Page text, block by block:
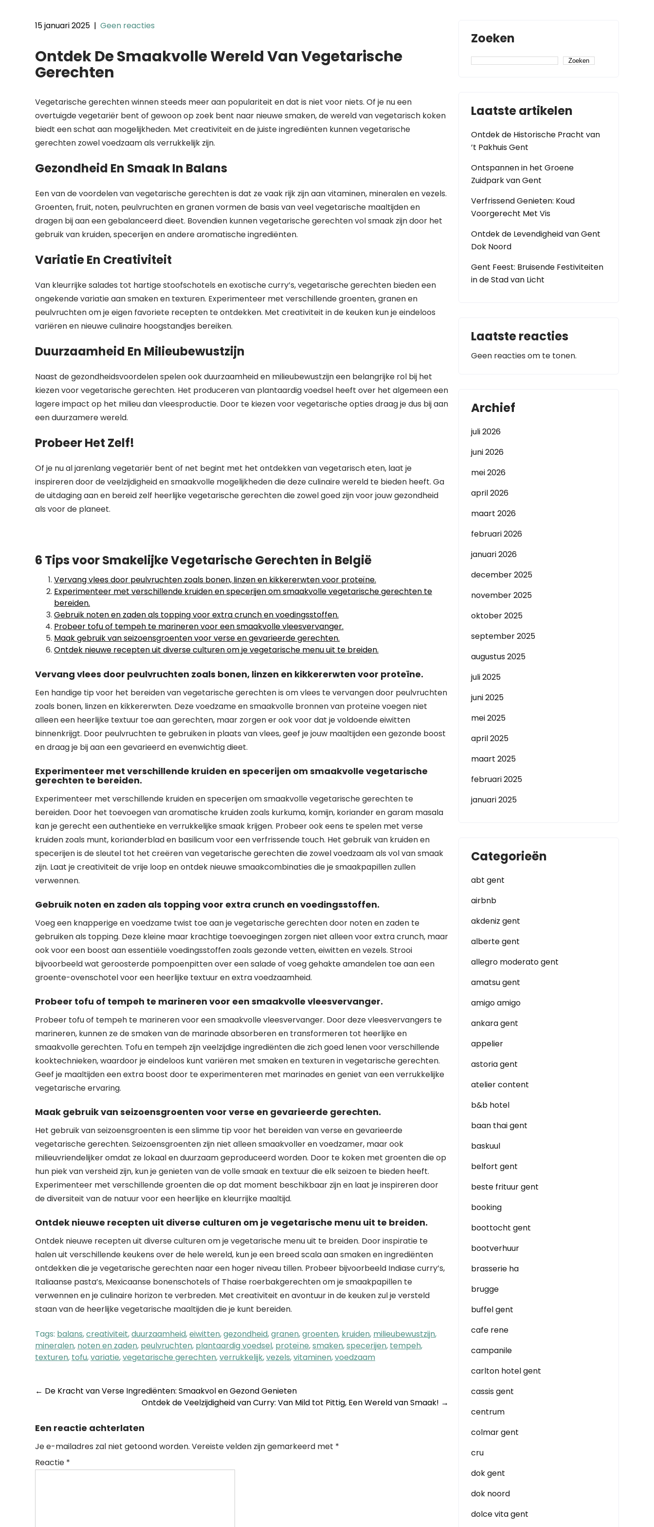
15 januari 2025 | Geen reacties
Ontdek De Smaakvolle Wereld Van Vegetarische
Gerechten
Vegetarische gerechten winnen steeds meer aan populariteit en dat is niet voor niets. Of je nu een
overtuigde vegetariër bent of gewoon op zoek bent naar nieuwe smaken, de wereld van vegetarisch koken
biedt een schat aan mogelijkheden. Met creativiteit en de juiste ingrediënten kunnen vegetarische
gerechten zowel voedzaam als verrukkelijk zijn.
Gezondheid En Smaak In Balans
Een van de voordelen van vegetarische gerechten is dat ze vaak rijk zijn aan vitaminen, mineralen en vezels.
Groenten, fruit, noten, peulvruchten en granen vormen de basis van veel vegetarische maaltijden en
dragen bij aan een gebalanceerd dieet. Bovendien kunnen vegetarische gerechten vol smaak zijn door het
gebruik van kruiden, specerijen en andere aromatische ingrediënten.
Variatie En Creativiteit
Van kleurrijke salades tot hartige stoofschotels en exotische curry’s, vegetarische gerechten bieden een
ongekende variatie aan smaken en texturen. Experimenteer met verschillende groenten, granen en
peulvruchten om je eigen favoriete recepten te ontdekken. Met creativiteit in de keuken kun je eindeloos
variëren en nieuwe culinaire hoogstandjes bereiken.
Duurzaamheid En Milieubewustzijn
Naast de gezondheidsvoordelen spelen ook duurzaamheid en milieubewustzijn een belangrijke rol bij het
kiezen voor vegetarische gerechten. Het produceren van plantaardig voedsel heeft over het algemeen een
lagere impact op het milieu dan vleesproductie. Door te kiezen voor vegetarische opties draag je dus bij aan
een duurzamere wereld.
Probeer Het Zelf!
Of je nu al jarenlang vegetariër bent of net begint met het ontdekken van vegetarisch eten, laat je
inspireren door de veelzijdigheid en smaakvolle mogelijkheden die deze culinaire wereld te bieden heeft. Ga
de uitdaging aan en bereid zelf heerlijke vegetarische gerechten die zowel goed zijn voor jouw gezondheid
als voor de planeet.
6 Tips voor Smakelijke Vegetarische Gerechten in België
Vervang vlees door peulvruchten zoals bonen, linzen en kikkererwten voor proteïne.
Experimenteer met verschillende kruiden en specerijen om smaakvolle vegetarische gerechten te
bereiden.
Gebruik noten en zaden als topping voor extra crunch en voedingsstoffen.
Probeer tofu of tempeh te marineren voor een smaakvolle vleesvervanger.
Maak gebruik van seizoensgroenten voor verse en gevarieerde gerechten.
Ontdek nieuwe recepten uit diverse culturen om je vegetarische menu uit te breiden.
Vervang vlees door peulvruchten zoals bonen, linzen en kikkererwten voor proteïne.
Een handige tip voor het bereiden van vegetarische gerechten is om vlees te vervangen door peulvruchten
zoals bonen, linzen en kikkererwten. Deze voedzame en smaakvolle bronnen van proteïne voegen niet
alleen een heerlijke textuur toe aan gerechten, maar zorgen er ook voor dat je voldoende eiwitten
binnenkrijgt. Door peulvruchten te gebruiken in plaats van vlees, geef je jouw maaltijden een gezonde boost
en draag je bij aan een gevarieerd en evenwichtig dieet.
Experimenteer met verschillende kruiden en specerijen om smaakvolle vegetarische
gerechten te bereiden.
Experimenteer met verschillende kruiden en specerijen om smaakvolle vegetarische gerechten te
bereiden. Door het toevoegen van aromatische kruiden zoals kurkuma, komijn, koriander en garam masala
kan je gerecht een authentieke en verrukkelijke smaak krijgen. Probeer ook eens te spelen met verse
kruiden zoals munt, korianderblad en basilicum voor een verfrissende touch. Het gebruik van kruiden en
specerijen is de sleutel tot het creëren van vegetarische gerechten die zowel voedzaam als vol van smaak
zijn. Laat je creativiteit de vrije loop en ontdek nieuwe smaakcombinaties die je smaakpapillen zullen
verwennen.
Gebruik noten en zaden als topping voor extra crunch en voedingsstoffen.
Voeg een knapperige en voedzame twist toe aan je vegetarische gerechten door noten en zaden te
gebruiken als topping. Deze kleine maar krachtige toevoegingen zorgen niet alleen voor extra crunch, maar
ook voor een boost aan essentiële voedingsstoffen zoals gezonde vetten, eiwitten en vezels. Strooi
bijvoorbeeld wat geroosterde pompoenpitten over een salade of voeg gehakte amandelen toe aan een
groente-ovenschotel voor een heerlijke textuur en extra voedzaamheid.
Probeer tofu of tempeh te marineren voor een smaakvolle vleesvervanger.
Probeer tofu of tempeh te marineren voor een smaakvolle vleesvervanger. Door deze vleesvervangers te
marineren, kunnen ze de smaken van de marinade absorberen en transformeren tot heerlijke en
smaakvolle gerechten. Tofu en tempeh zijn veelzijdige ingrediënten die zich goed lenen voor verschillende
kooktechnieken, waardoor je eindeloos kunt variëren met smaken en texturen in vegetarische gerechten.
Geef je maaltijden een extra boost door te experimenteren met marinades en geniet van een verrukkelijke
vegetarische ervaring.
Maak gebruik van seizoensgroenten voor verse en gevarieerde gerechten.
Het gebruik van seizoensgroenten is een slimme tip voor het bereiden van verse en gevarieerde
vegetarische gerechten. Seizoensgroenten zijn niet alleen smaakvoller en voedzamer, maar ook
milieuvriendelijker omdat ze lokaal en duurzaam geproduceerd worden. Door te koken met groenten die op
hun piek van versheid zijn, kun je genieten van de volle smaak en textuur die elk seizoen te bieden heeft.
Experimenteer met verschillende groenten die op dat moment beschikbaar zijn en laat je inspireren door
de diversiteit van de natuur voor een heerlijke en kleurrijke maaltijd.
Ontdek nieuwe recepten uit diverse culturen om je vegetarische menu uit te breiden.
Ontdek nieuwe recepten uit diverse culturen om je vegetarische menu uit te breiden. Door inspiratie te
halen uit verschillende keukens over de hele wereld, kun je een breed scala aan smaken en ingrediënten
ontdekken die je vegetarische gerechten naar een hoger niveau tillen. Probeer bijvoorbeeld Indiase curry’s,
Italiaanse pasta’s, Mexicaanse bonenschotels of Thaise roerbakgerechten om je smaakpapillen te
verwennen en je culinaire horizon te verbreden. Met creativiteit en avontuur in de keuken zul je versteld
staan van de heerlijke vegetarische maaltijden die je kunt bereiden.
Tags: balans,creativiteit,duurzaamheid,eiwitten,gezondheid,granen,groenten, kruiden, milieubewustzijn,
mineralen, noten en zaden, peulvruchten, plantaardig voedsel, proteïne,smaken,specerijen, tempeh,
texturen, tofu,variatie,vegetarische gerechten,verrukkelijk,vezels,vitaminen,voedzaam
Post
← De Kracht van Verse Ingrediënten: Smaakvol en Gezond Genieten
Ontdek de Veelzijdigheid van Curry: Van Mild tot Pittig, Een Wereld van Smaak! →
Een reactie achterlaten
Je e-mailadres zal niet getoond worden. Vereiste velden zijn gemarkeerd met *
Reactie *
Zoeken
Zoeken
Laatste artikelen
Ontdek de Historische Pracht van
’t Pakhuis Gent
Ontspannen in het Groene
Zuidpark van Gent
Verfrissend Genieten: Koud
Voorgerecht Met Vis
Ontdek de Levendigheid van Gent
Dok Noord
Gent Feest: Bruisende Festiviteiten
in de Stad van Licht
Laatste reacties
Geen reacties om te tonen.
Archief
juli 2026
juni 2026
mei 2026
april 2026
maart 2026
februari 2026
januari 2026
december 2025
november 2025
oktober 2025
september 2025
augustus 2025
juli 2025
juni 2025
mei 2025
april 2025
maart 2025
februari 2025
januari 2025
Categorieën
abt gent
airbnb
akdeniz gent
alberte gent
allegro moderato gent
amatsu gent
amigo amigo
ankara gent
appelier
astoria gent
atelier content
b&b hotel
baan thai gent
baskuul
belfort gent
beste frituur gent
booking
boottocht gent
bootverhuur
brasserie ha
brugge
buffel gent
cafe rene
campanile
carlton hotel gent
cassis gent
centrum
colmar gent
cru
dok gent
dok noord
dolce vita gent